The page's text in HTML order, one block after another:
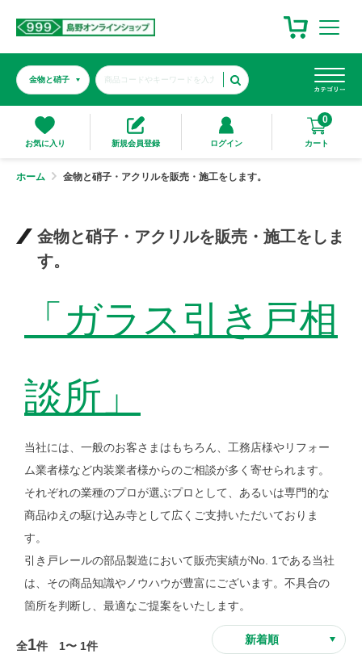
お気に入り 新規会員登録 ログイン
0
カート
ホーム 金物と硝子・アクリルを販売・施工をします。
金物と硝子・アクリルを販売・施工をしま
す。
「ガラス引き戸相
談所」
当社には、一般のお客さまはもちろん、工務店様やリフォー
ム業者様など内装業者様からのご相談が多く寄せられます。
それぞれの業種のプロが選ぶプロとして、あるいは専門的な
商品ゆえの駆け込み寺として広くご支持いただいておりま
す。
引き戸レールの部品製造において販売実績がNo. 1である当社
は、その商品知識やノウハウが豊富にございます。不具合の
箇所を判断し、最適なご提案をいたします。
全1件 1〜 1件